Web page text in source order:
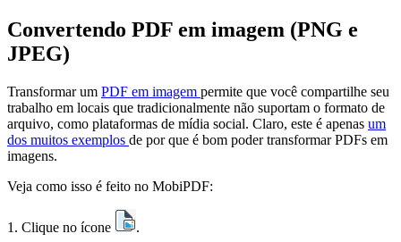
Convertendo PDF em imagem (PNG e
JPEG)
Transformar um PDF em imagem permite que você compartilhe seu
trabalho em locais que tradicionalmente não suportam o formato de
arquivo, como plataformas de mídia social. Claro, este é apenas um
dos muitos exemplos de por que é bom poder transformar PDFs em
imagens.
Veja como isso é feito no MobiPDF:
1. Clique no ícone .